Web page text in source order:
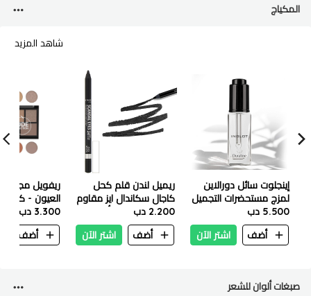
المكياج
شاهد المزيد
إينجلوت سائل دورالاين
لمزج مستحضرات التجميل
9 مل
5.500 دب
أضف
اشتر الآن
ريميل لندن قلم كحل
كاجال سكاندال ايز مقاوم
للماء 1.3 غ 001 أسود
2.200 دب
أضف
اشتر الآن
ريفويل
العيون -
3.300 دب
أضف
صبغات ألوان للشعر